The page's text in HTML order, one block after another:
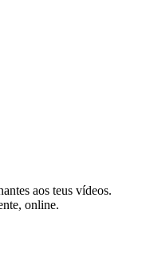
aos teus vídeos.
online.